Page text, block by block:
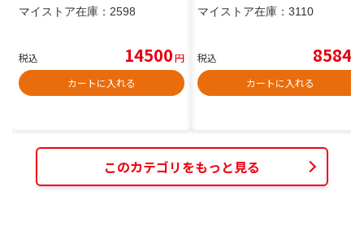
マイストア在庫： 2598
税込 14500円
カートに入れる
マイストア在庫： 3110
税込 8584
カートに入れる
このカテゴリをもっと見る